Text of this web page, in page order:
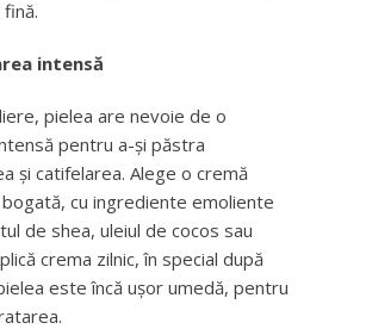
intensă
pielea are nevoie de o
pentru a-și păstra
și catifelarea. Alege o cremă
cu ingrediente emoliente
de shea, uleiul de cocos sau
crema zilnic, în special după
este încă ușor umedă, pentru